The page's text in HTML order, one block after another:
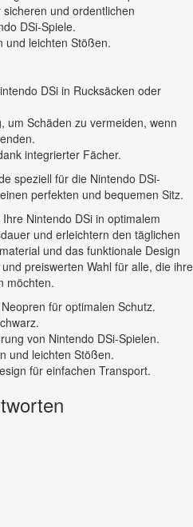
und ordentlichen
DSi-Spiele.
und leichten Stößen.
DSi in Rucksäcken oder
um Schäden zu vermeiden, wenn
integrierter Fächer.
speziell für die Nintendo DSi-
perfekten und bequemen Sitz.
Nintendo DSi in optimalem
und erleichtern den täglichen
und das funktionale Design
preiswerten Wahl für alle, die ihre
möchten.
für optimalen Schutz.
von Nintendo DSi-Spielen.
und leichten Stößen.
für einfachen Transport.